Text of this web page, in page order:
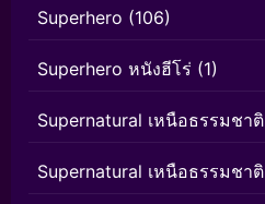
Superhero (106)
Superhero หนังฮีโร่ (1)
Supernatural เหนือธรรมชาติ
Supernatural เหนือธรรมชาติ